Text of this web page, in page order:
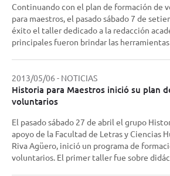
Continuando con el plan de formación de
para maestros, el pasado sábado 7 de
éxito el taller dedicado a la redacción
principales fueron brindar las
2013/05/06 - NOTICIAS
Historia para Maestros inició su plan
voluntarios
El pasado sábado 27 de abril el grupo
apoyo de la Facultad de Letras y Ciencias
Riva Agüero, inició un programa de
voluntarios. El primer taller fue sobre